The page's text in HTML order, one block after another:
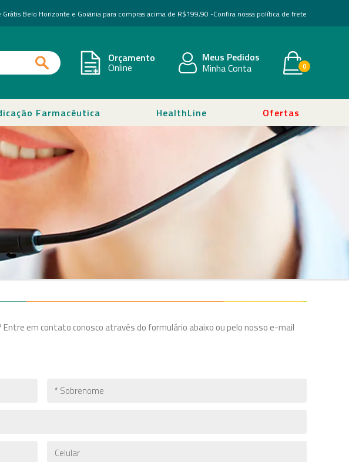
Grátis Belo Horizonte e Goiânia para compras acima de R$199,90 -Confira nossa política de frete
Orçamento
Online
Meus Pedidos
Minha Conta 0
Farmacêutica HealthLine Ofertas
em contato conosco através do formulário abaixo ou pelo nosso e-mail